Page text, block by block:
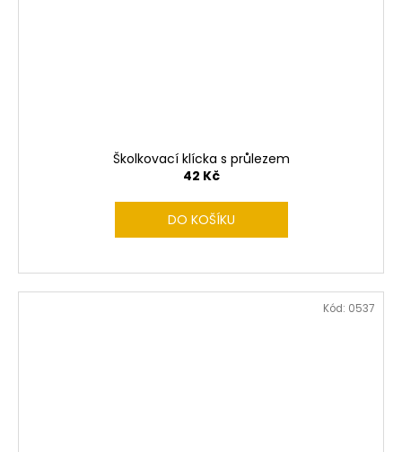
Školkovací klícka s průlezem
42 Kč
DO KOŠÍKU
Kód: 0537